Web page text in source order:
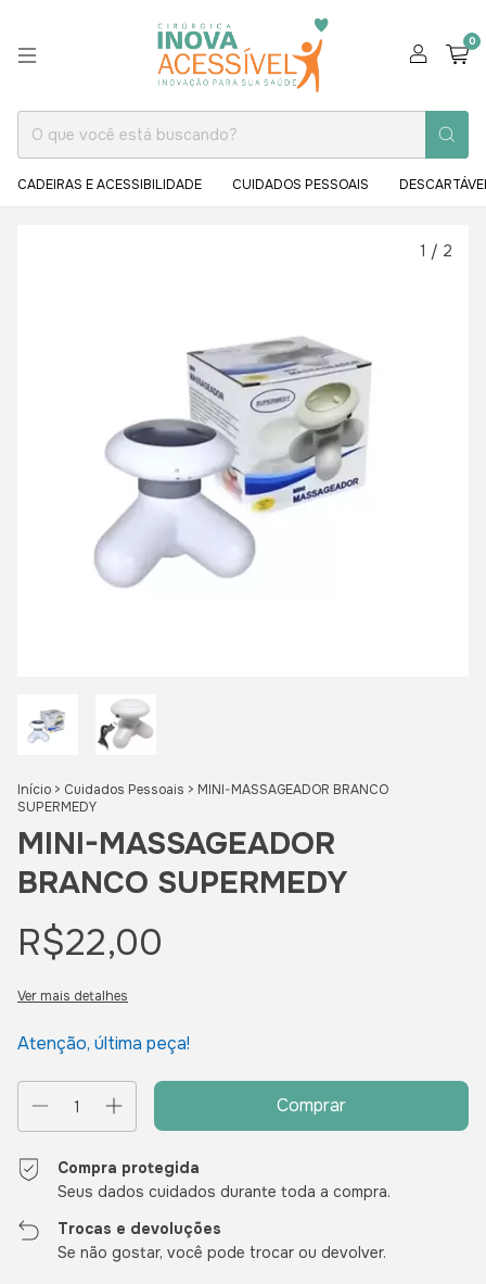
0
CADEIRAS E ACESSIBILIDADE CUIDADOS PESSOAIS
1 / 2
Início > Cuidados Pessoais > MINI-MASSAGEADOR BRANCO
SUPERMEDY
MINI-MASSAGEADOR
BRANCO SUPERMEDY
R$22,00
Ver mais detalhes
Atenção, última peça!
Compra protegida
Seus dados cuidados durante toda a compra.
Trocas e devoluções
Se não gostar, você pode trocar ou devolver.